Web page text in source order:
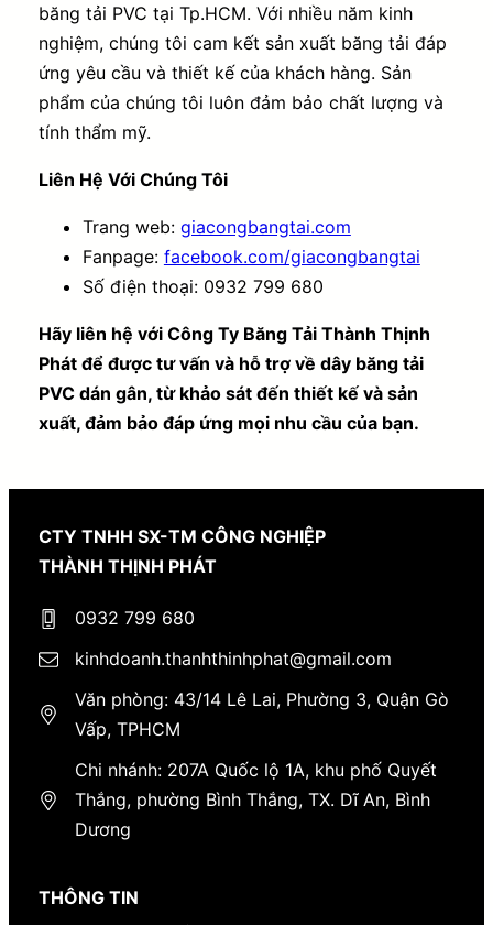
băng tải PVC tại Tp.HCM. Với nhiều năm kinh
nghiệm, chúng tôi cam kết sản xuất băng tải đáp
ứng yêu cầu và thiết kế của khách hàng. Sản
phẩm của chúng tôi luôn đảm bảo chất lượng và
tính thẩm mỹ.
Liên Hệ Với Chúng Tôi
Trang web: giacongbangtai.com
Fanpage: facebook.com/giacongbangtai
Số điện thoại: 0932 799 680
Hãy liên hệ với Công Ty Băng Tải Thành Thịnh
Phát để được tư vấn và hỗ trợ về dây băng tải
PVC dán gân, từ khảo sát đến thiết kế và sản
xuất, đảm bảo đáp ứng mọi nhu cầu của bạn.
CTY TNHH SX-TM CÔNG NGHIỆP
THÀNH THỊNH PHÁT
0932 799 680
kinhdoanh.thanhthinhphat@gmail.com
Văn phòng: 43/14 Lê Lai, Phường 3, Quận Gò
Vấp, TPHCM
Chi nhánh: 207A Quốc lộ 1A, khu phố Quyết
Thắng, phường Bình Thắng, TX. Dĩ An, Bình
Dương
THÔNG TIN